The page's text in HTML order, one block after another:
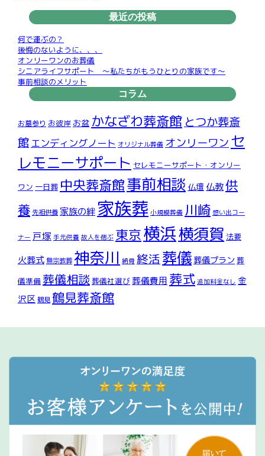
最近の投稿
何で運ぶの？
後悔のないように、、、
オンリーワンのお葬儀
シニアライフサポート ～私たちがもうひとりの家族です～
事前相談のメリット
コラム
お墓参り お彼岸 お盆 かなざわ葬斎館 とつか葬斎
館 エンディングノート オリジナル葬儀 オンリーワン セ
レモニーサポート セレモニーサポート・オンリー
ワン 一日葬 中央葬斎館事前相談 仏壇 仏教供
養 先祖供養 家族の絆 家族葬 小規模葬儀 川崎 想い出コー
ナー 戸塚 手元供養 故人を偲ぶ 東京横浜横須賀 法要
火葬式無宗教葬 神奈川 納骨 終活葬儀 葬儀プラン 葬
儀準備 葬儀相談 葬儀社選び 葬儀費用 葬式 追加料金なし 金
沢区 鶴見 鶴見葬斎館